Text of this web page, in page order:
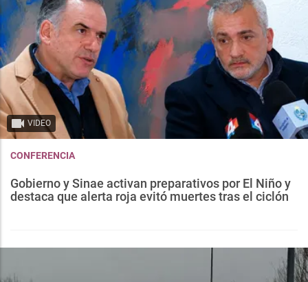
VIDEO
CONFERENCIA
Gobierno y Sinae activan preparativos por El Niño y
destaca que alerta roja evitó muertes tras el ciclón